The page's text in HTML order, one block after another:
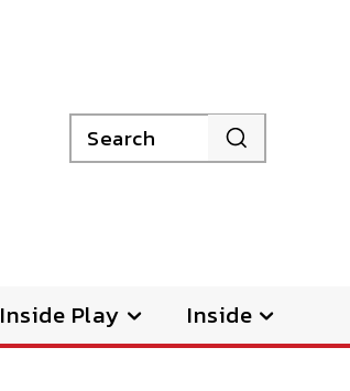
Search
Inside Play Inside